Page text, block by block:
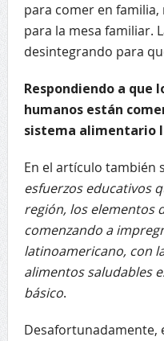
para comer en
para la mesa familiar.
desintegrando para
Respondiendo a que
humanos están
sistema alimentario
En el artículo también
esfuerzos educativos
región, los elementos
comenzando a
latinoamericano, con
alimentos saludables
básico.
Desafortunadamente,